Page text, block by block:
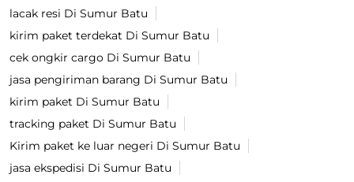
lacak resi Di Sumur Batu
kirim paket terdekat Di Sumur Batu
cek ongkir cargo Di Sumur Batu
jasa pengiriman barang Di Sumur Batu
kirim paket Di Sumur Batu
tracking paket Di Sumur Batu
Kirim paket ke luar negeri Di Sumur Batu
jasa ekspedisi Di Sumur Batu